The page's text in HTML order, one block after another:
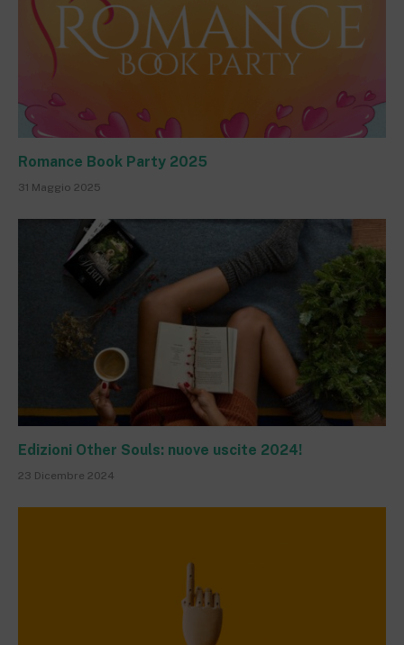
Romance Book Party 2025
31 Maggio 2025
Edizioni Other Souls: nuove uscite 2024!
23 Dicembre 2024